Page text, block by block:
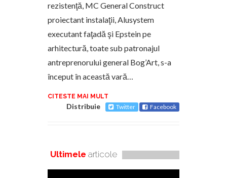
rezistenţă, MC General Construct
proiectant instalaţii, Alusystem
executant faţadă şi Epstein pe
arhitectură, toate sub patronajul
antreprenorului general Bog’Art, s-a
început în această vară…
CITESTE MAI MULT
Distribuie Twitter Facebook
Ultimele articole